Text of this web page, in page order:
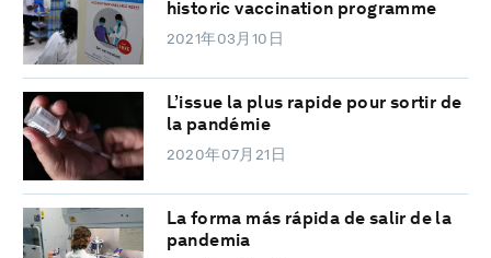
historic vaccination programme
2021年03月10日
L’issue la plus rapide pour sortir de
la pandémie
2020年07月21日
La forma más rápida de salir de la
pandemia